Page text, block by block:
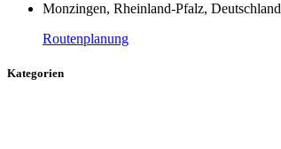
Monzingen, Rheinland-Pfalz, Deutschland
Routenplanung
Kategorien